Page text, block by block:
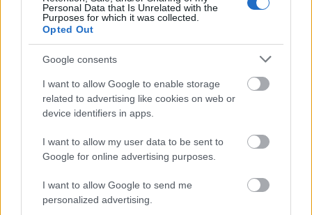
Personal Data that Is Unrelated with the
Purposes for which it was collected.
Opted Out
Google consents
I want to allow Google to enable storage
related to advertising like cookies on web or
device identifiers in apps.
I want to allow my user data to be sent to
Google for online advertising purposes.
I want to allow Google to send me
personalized advertising.
El Levante sufrió un serio correctivo en Getafe y ya está a
12 puntos de la salvación. Pese a que los granotas no
bajarán los brazos, tienen el billete a Segunda
prácticamente asegurado y para colmo se enfrentan a Betis,
Atlético y Celta en las próximas jornadas.
encuentro con Roger Martí por acumulación de
amonestaciones. Viendo el calendario granota y el valor de
mandarle a Computer para financiar el fichaje de un
atacante más regular.